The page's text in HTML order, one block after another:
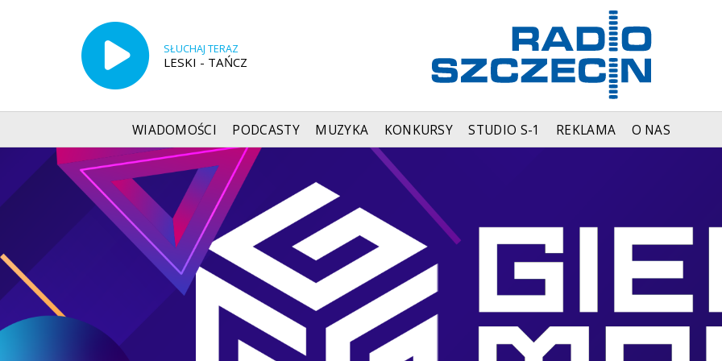
SŁUCHAJ TERAZ
LESKI - TAŃCZ
WIADOMOŚCI PODCASTY MUZYKA KONKURSY STUDIO S-1 REKLAMA O NAS